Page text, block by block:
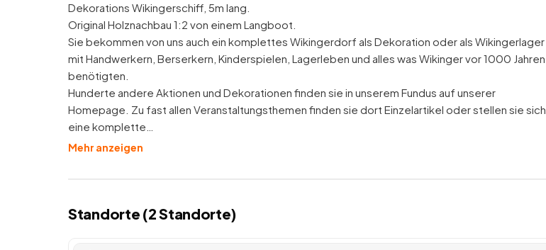
Dekorations Wikingerschiff, 5m lang.
Original Holznachbau 1:2 von einem Langboot.
Sie bekommen von uns auch ein komplettes Wikingerdorf als Dekoration oder als Wikingerlager
mit Handwerkern, Berserkern, Kinderspielen, Lagerleben und alles was Wikinger vor 1000 Jahren
benötigten.
Hunderte andere Aktionen und Dekorationen finden sie in unserem Fundus auf unserer
Homepage. Zu fast allen Veranstaltungsthemen finden sie dort Einzelartikel oder stellen sie sich
eine komplette…
Mehr anzeigen
Standorte (2Standorte)